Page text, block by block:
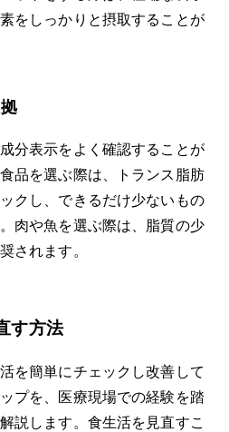
をしっかりと摂取することが
分表示をよく確認することが
品を選ぶ際は、トランス脂肪
クし、できるだけ少ないもの
肉や魚を選ぶ際は、脂質の少
されます。
す方法
を簡単にチェックし改善して
プを、医療現場での経験を踏
説します。食生活を見直すこ